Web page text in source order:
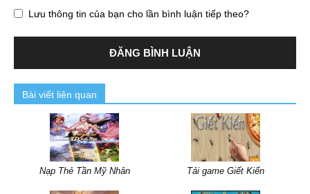
Lưu thông tin của bạn cho lần bình luận tiếp theo?
Bài viết liên quan
Nạp Thẻ Tần Mỹ Nhân Tải game Giết Kiến